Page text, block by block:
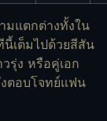
มแตกต่างทั้งใน
เต็มไปด้วยสีสัน
รุ่ง หรือคู่เอก
ตอบโจทย์แฟน